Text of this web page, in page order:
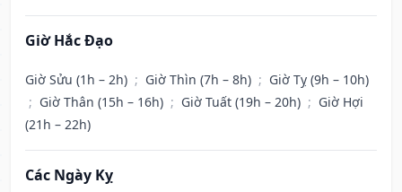
Giờ Hắc Đạo
Giờ Sửu (1h – 2h) ; Giờ Thìn (7h – 8h) ; Giờ Tỵ (9h – 10h)
; Giờ Thân (15h – 16h) ; Giờ Tuất (19h – 20h) ; Giờ Hợi
(21h – 22h)
Các Ngày Kỵ